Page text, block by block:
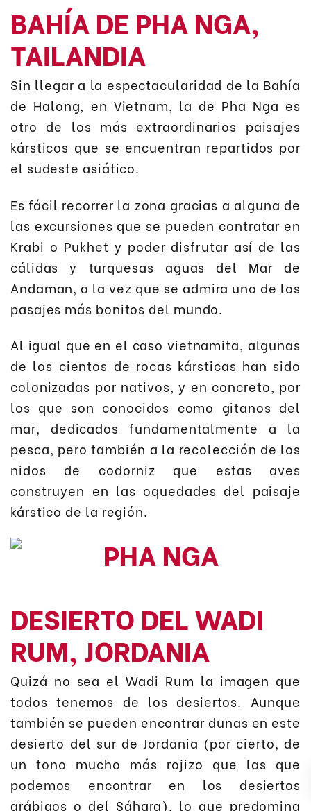
BAHÍA DE PHA NGA,
TAILANDIA
Sin llegar a la espectacularidad de la Bahía
de Halong, en Vietnam, la de Pha Nga es
otro de los más extraordinarios paisajes
kársticos que se encuentran repartidos por
el sudeste asiático.
Es fácil recorrer la zona gracias a alguna de
las excursiones que se pueden contratar en
Krabi o Pukhet y poder disfrutar así de las
cálidas y turquesas aguas del Mar de
Andaman, a la vez que se admira uno de los
pasajes más bonitos del mundo.
Al igual que en el caso vietnamita, algunas
de los cientos de rocas kársticas han sido
colonizadas por nativos, y en concreto, por
los que son conocidos como gitanos del
mar, dedicados fundamentalmente a la
pesca, pero también a la recolección de los
nidos de codorniz que estas aves
construyen en las oquedades del paisaje
kárstico de la región.
DESIERTO DEL WADI
RUM, JORDANIA
Quizá no sea el Wadi Rum la imagen que
todos tenemos de los desiertos. Aunque
también se pueden encontrar dunas en este
desierto del sur de Jordania (por cierto, de
un tono mucho más rojizo que las que
podemos encontrar en los desiertos
arábigos o del Sáhara), lo que predomina